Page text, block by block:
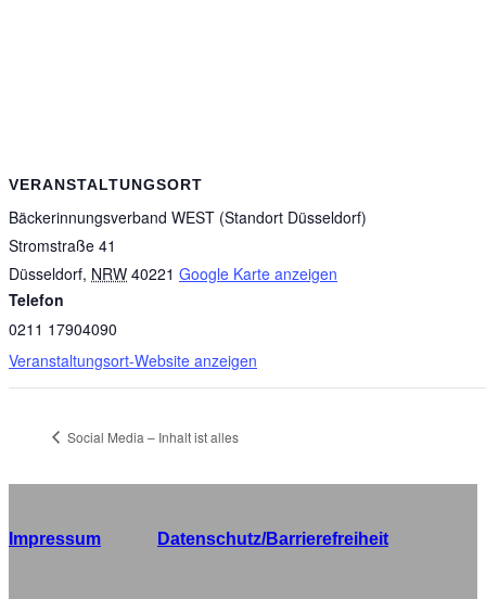
VERANSTALTUNGSORT
Bäckerinnungsverband WEST (Standort Düsseldorf)
Stromstraße 41
Düsseldorf, NRW 40221 Google Karte anzeigen
Telefon
0211 17904090
Veranstaltungsort-Website anzeigen
Social Media – Inhalt ist alles
Impressum Datenschutz/Barrierefreiheit